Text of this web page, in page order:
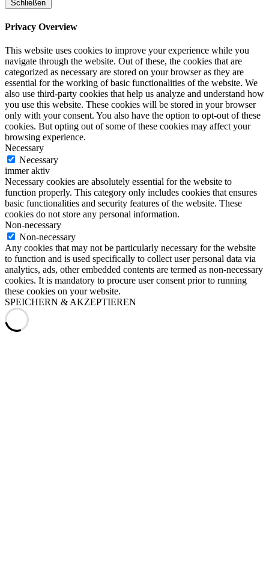
Schließen
Privacy Overview
This website uses cookies to improve your experience while you
navigate through the website. Out of these, the cookies that are
categorized as necessary are stored on your browser as they are
essential for the working of basic functionalities of the website. We
also use third-party cookies that help us analyze and understand how
you use this website. These cookies will be stored in your browser
only with your consent. You also have the option to opt-out of these
cookies. But opting out of some of these cookies may affect your
browsing experience.
Necessary
Necessary
immer aktiv
Necessary cookies are absolutely essential for the website to
function properly. This category only includes cookies that ensures
basic functionalities and security features of the website. These
cookies do not store any personal information.
Non-necessary
Non-necessary
Any cookies that may not be particularly necessary for the website
to function and is used specifically to collect user personal data via
analytics, ads, other embedded contents are termed as non-necessary
cookies. It is mandatory to procure user consent prior to running
these cookies on your website.
SPEICHERN & AKZEPTIEREN